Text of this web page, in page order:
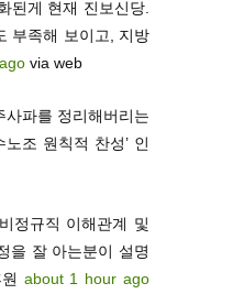
된게 현재 진보신당.
부족해 보이고, 지방
via web
파를 정리해버리는
조 원칙적 찬성’ 인
정규직 이해관계 및
을 잘 아는분이 설명
about 1 hour ago